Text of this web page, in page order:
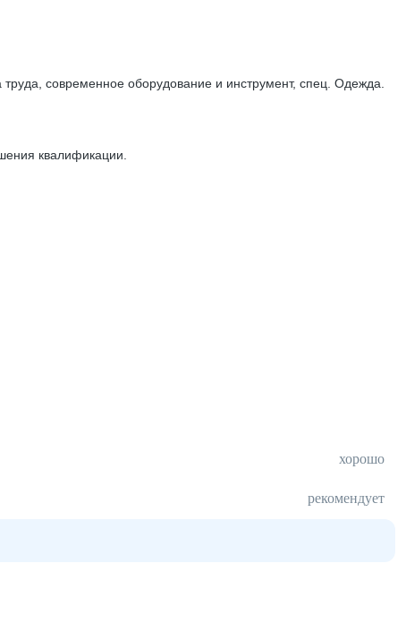
современное оборудование и инструмент, спец. Одежда.
квалификации.
хорошо
рекомендует